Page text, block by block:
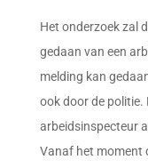
Het onderzoek zal
gedaan van een
melding kan
ook door de politie.
arbeidsinspecteur
Vanaf het moment